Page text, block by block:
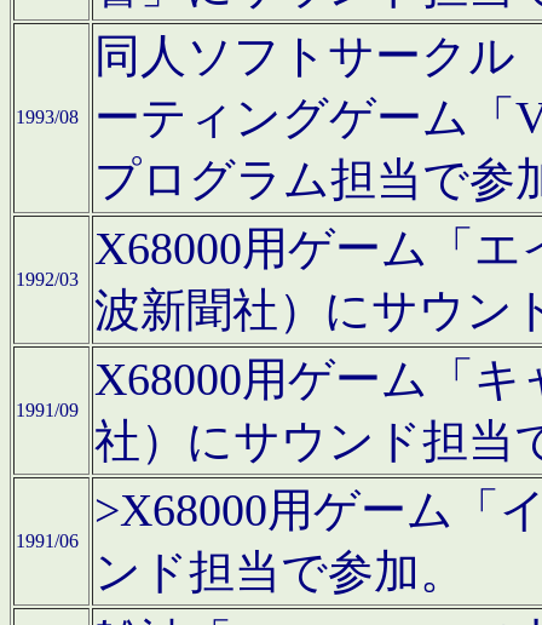
1993/08
同人ソフトサークル
ーティングゲーム「
プログラム担当で参
1992/03
X68000用ゲーム「
波新聞社）にサウン
1991/09
X68000用ゲーム「
社）にサウンド担当
1991/06
>X68000用ゲーム「
ンド担当で参加。